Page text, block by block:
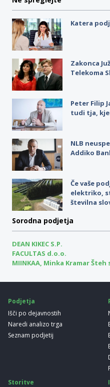
Katera
Zakonca
Telekoma
Peter Filip
tudi tja,
NLB
Addiko
Če vaše
elektriko,
številna
Sorodna podjetja
DEAN KIKEC S.P.
FACULTAS d.o.o.
MIINKAA, Minka Kramar Šteh
Podjetja
Išči po dejavnostih
Naredi analizo trga
Seznam podjetij
Storitve